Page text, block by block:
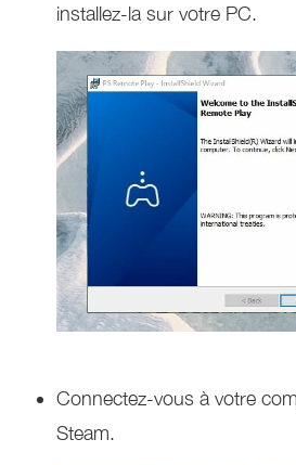
installez-la sur votre PC.
Connectez-vous à votre
Steam.